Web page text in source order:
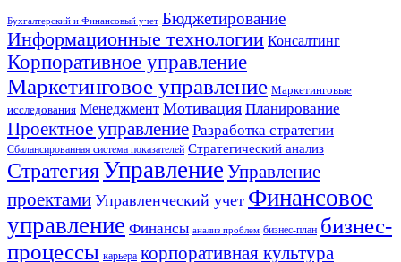
Бухгалтерский и Финансовый учет Бюджетирование
Информационные технологии Консалтинг
Корпоративное управление
Маркетинговое управление Маркетинговые
исследования Менеджмент Мотивация Планирование
Проектное управление Разработка стратегии
Сбалансированная система показателей Стратегический анализ
СтратегияУправление Управление
проектами Управленческий учет Финансовое
управление Финансы анализ проблем бизнес-план бизнес-
процессы карьера корпоративная культура